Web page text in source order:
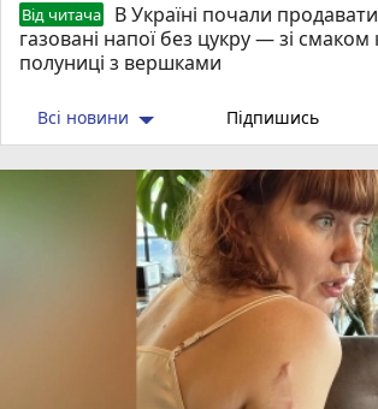
Від читача
В Україні почали
газовані напої без цукру — зі
полуниці з вершками
Всі новини Підпишись